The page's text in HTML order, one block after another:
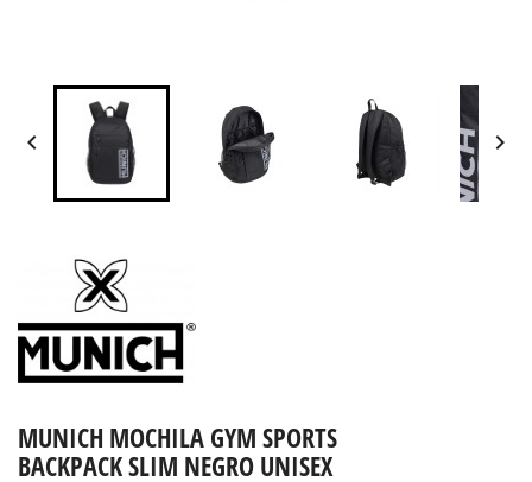
 
MUNICH MOCHILA GYM SPORTS
BACKPACK SLIM NEGRO UNISEX